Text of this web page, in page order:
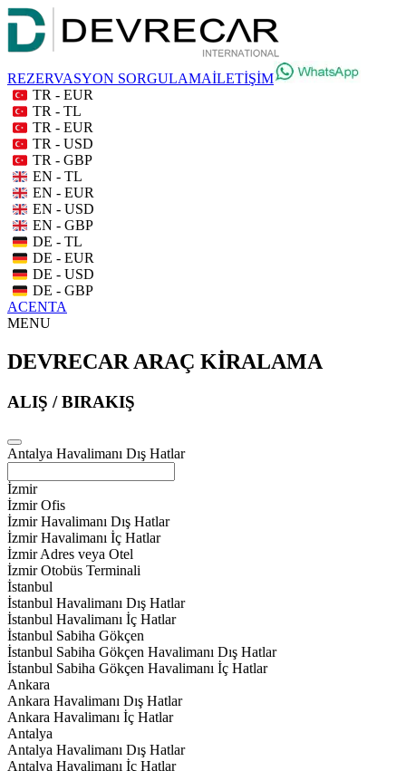
REZERVASYON SORGULAMAİLETİŞİM
TR - EUR
TR - TL
TR - EUR
TR - USD
TR - GBP
EN - TL
EN - EUR
EN - USD
EN - GBP
DE - TL
DE - EUR
DE - USD
DE - GBP
ACENTA
MENU
DEVRECAR ARAÇ KİRALAMA
ALIŞ / BIRAKIŞ
Antalya Havalimanı Dış Hatlar
İzmir
İzmir Ofis
İzmir Havalimanı Dış Hatlar
İzmir Havalimanı İç Hatlar
İzmir Adres veya Otel
İzmir Otobüs Terminali
İstanbul
İstanbul Havalimanı Dış Hatlar
İstanbul Havalimanı İç Hatlar
İstanbul Sabiha Gökçen
İstanbul Sabiha Gökçen Havalimanı Dış Hatlar
İstanbul Sabiha Gökçen Havalimanı İç Hatlar
Ankara
Ankara Havalimanı Dış Hatlar
Ankara Havalimanı İç Hatlar
Antalya
Antalya Havalimanı Dış Hatlar
Antalya Havalimanı İç Hatlar